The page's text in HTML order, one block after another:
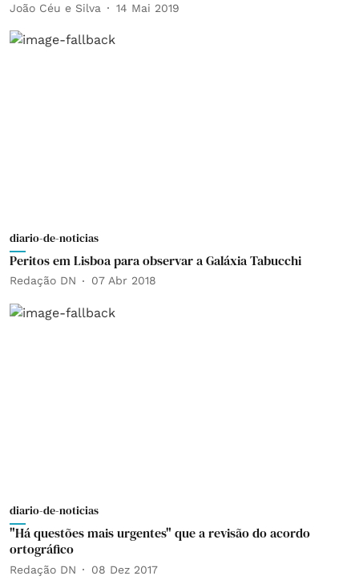
João Céu e Silva 14 Mai 2019
diario-de-noticias
Peritos em Lisboa para observar a Galáxia Tabucchi
Redação DN 07 Abr 2018
diario-de-noticias
"Há questões mais urgentes" que a revisão do acordo
ortográfico
Redação DN 08 Dez 2017